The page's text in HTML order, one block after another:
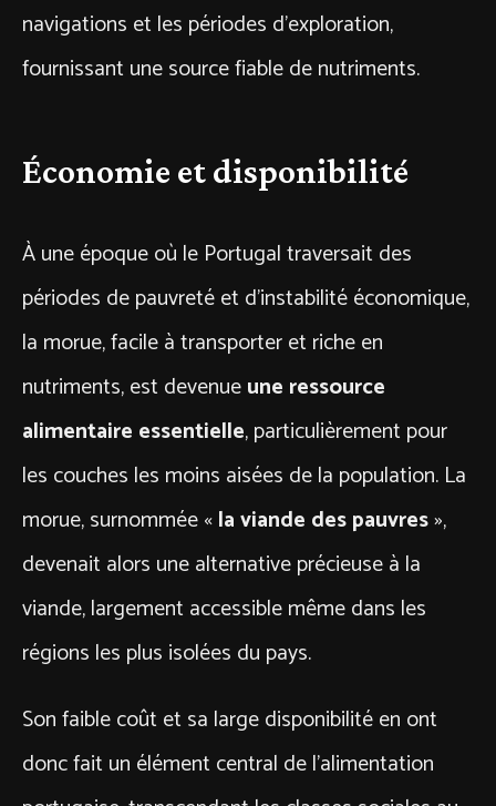
navigations et les périodes d’exploration,
fournissant une source fiable de nutriments.
Économie et disponibilité
À une époque où le Portugal traversait des
périodes de pauvreté et d’instabilité économique,
la morue, facile à transporter et riche en
nutriments, est devenueune ressource
alimentaire essentielle, particulièrement pour
les couches les moins aisées de la population. La
morue, surnommée «la viande des pauvres»,
devenait alors une alternative précieuse à la
viande, largement accessible même dans les
régions les plus isolées du pays.
Son faible coût et sa large disponibilité en ont
donc fait un élément central de l’alimentation